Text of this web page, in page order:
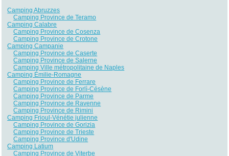
Camping Abruzzes
Camping Province de Teramo
Camping Calabre
Camping Province de Cosenza
Camping Province de Crotone
Camping Campanie
Camping Province de Caserte
Camping Province de Salerne
Camping Ville métropolitaine de Naples
Camping Émilie-Romagne
Camping Province de Ferrare
Camping Province de Forlì-Césène
Camping Province de Parme
Camping Province de Ravenne
Camping Province de Rimini
Camping Frioul-Vénétie julienne
Camping Province de Gorizia
Camping Province de Trieste
Camping Province d'Udine
Camping Latium
Camping Province de Viterbe